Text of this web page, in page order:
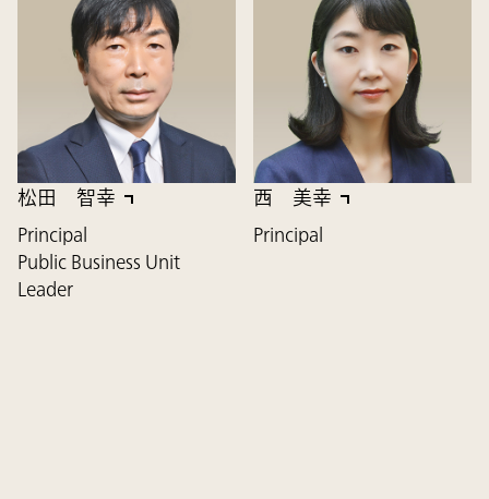
松田 智幸
Principal
Public Business Unit
Leader
西 美幸
Principal